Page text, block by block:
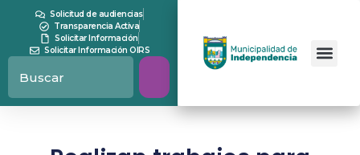
Solicitud de audiencias
Transparencia Activa
Solicitar Información
Solicitar Información OIRS